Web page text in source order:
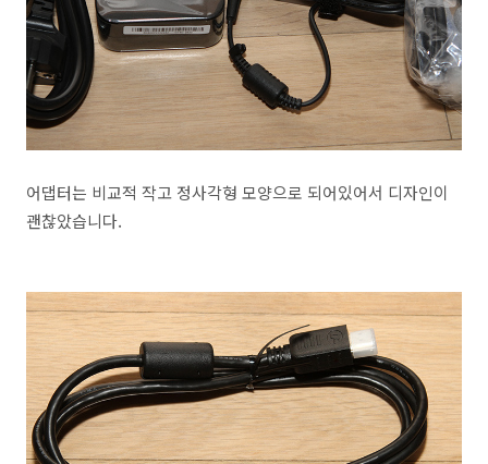
어댑터는 비교적 작고 정사각형 모양으로 되어있어서 디자인이
괜찮았습니다.